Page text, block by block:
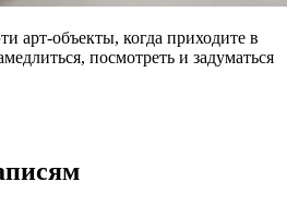
арт-объекты, когда приходите в
посмотреть и задуматься